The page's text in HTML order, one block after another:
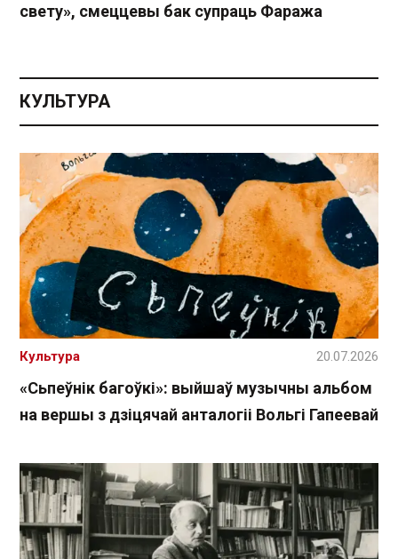
свету», смеццевы бак супраць Фаража
КУЛЬТУРА
«Сьпеўнік багоўкі»: выйшаў музычны альбом
на вершы з дзіцячай анталогіі Вольгі Гапеевай
Культура 20.07.2026